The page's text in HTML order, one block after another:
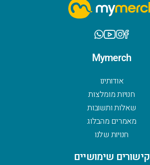
Mymerch
אודותינו
חנויות מומלצות
שאלות ותשובות
מאמרים מהבלוג
חנויות שלנו
קישורים שימושיים